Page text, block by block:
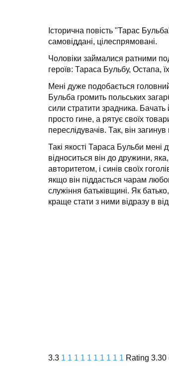
Історична повість "Тарас
самовіддані, цілеспрямовані.
Чоловіки займалися ратними
героїв: Тараса Бульбу, Остапа,
Мені дуже подобається
Бульба громить польських
сили стратити зрадника.
просто гине, а рятує своїх
переслідувачів. Так, він
Такі якості Тараса Бульби мені
відноситься він до дружини,
авторитетом, і синів своїх
якщо він піддасться чарам
служіння батьківщині. Як
краще стати з ними відразу в
3.3 1 1 1 1 1 1 1 1 1 1 Rating 3.30